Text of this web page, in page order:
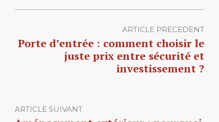
ARTICLE PRECEDENT
Porte d’entrée : comment choisir le
juste prix entre sécurité et
investissement ?
ARTICLE SUIVANT